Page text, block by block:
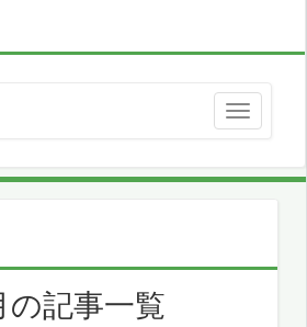
記事一覧